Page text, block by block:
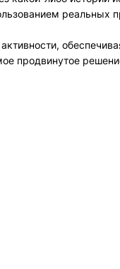
реальных
продвинутое